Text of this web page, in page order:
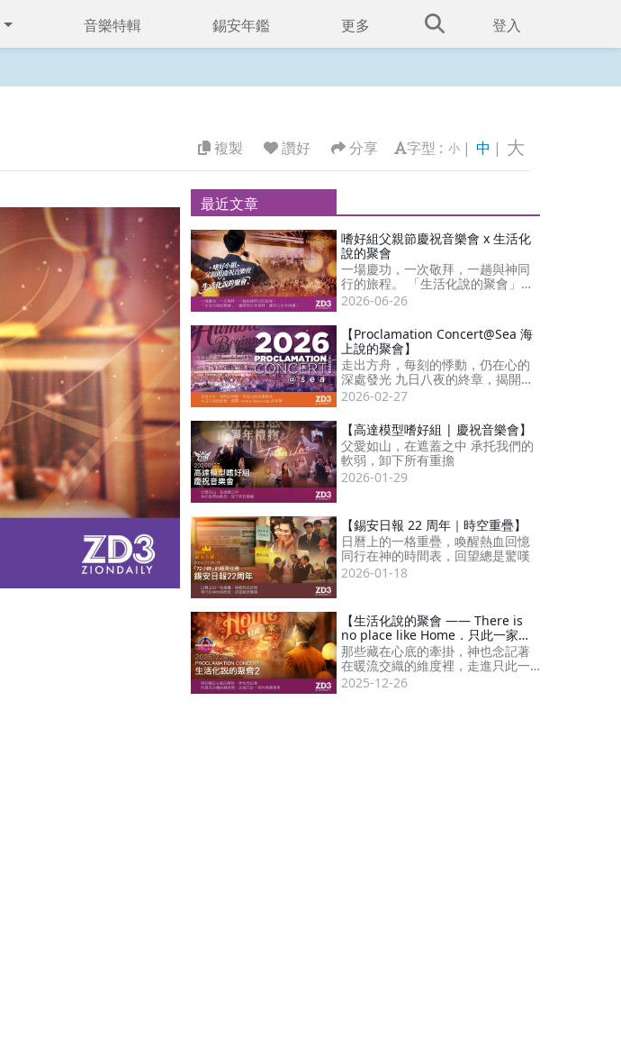
音樂特輯 錫安年鑑 更多 登入
複製 讚好 分享 字型 : 小 | 中 | 大
最近文章
嗜好組父親節慶祝音樂會 x 生活化
說的聚會
一場慶功，一次敬拜，一趟與神同
行的旅程。 「生活化說的聚會」，
讓感恩化作敬拜，讓信心化作神
2026-06-26
【Proclamation Concert@Sea 海
上說的聚會】
走出方舟，每刻的悸動，仍在心的
深處發光 九日八夜的終章，揭開
Humble Beginnings 的序幕
2026-02-27
【高達模型嗜好組 | 慶祝音樂會】
父愛如山，在遮蓋之中 承托我們的
軟弱，卸下所有重擔
2026-01-29
【錫安日報 22 周年｜時空重疊】
日曆上的一格重疊，喚醒熱血回憶
同行在神的時間表，回望總是驚嘆
2026-01-18
【生活化說的聚會 —— There is
no place like Home．只此一家】|
2025．12．24
那些藏在心底的牽掛，神也念記著
在暖流交織的維度裡，走進只此一
家的榮耀場景
2025-12-26